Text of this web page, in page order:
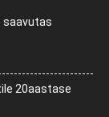
saavutas
20aastase